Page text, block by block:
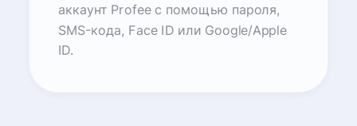
аккаунт Profee с помощью пароля,
SMS-кода, Face ID или Google/Apple
ID.